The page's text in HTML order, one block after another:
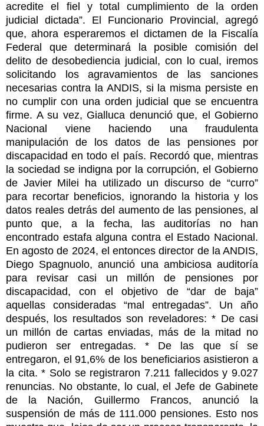
acredite el fiel y total cumplimiento de la orden
judicial dictada”. El Funcionario Provincial, agregó
que, ahora esperaremos el dictamen de la Fiscalía
Federal que determinará la posible comisión del
delito de desobediencia judicial, con lo cual, iremos
solicitando los agravamientos de las sanciones
necesarias contra la ANDIS, si la misma persiste en
no cumplir con una orden judicial que se encuentra
firme. A su vez, Gialluca denunció que, el Gobierno
Nacional viene haciendo una fraudulenta
manipulación de los datos de las pensiones por
discapacidad en todo el país. Recordó que, mientras
la sociedad se indigna por la corrupción, el Gobierno
de Javier Milei ha utilizado un discurso de “curro”
para recortar beneficios, ignorando la historia y los
datos reales detrás del aumento de las pensiones, al
punto que, a la fecha, las auditorías no han
encontrado estafa alguna contra el Estado Nacional.
En agosto de 2024, el entonces director de la ANDIS,
Diego Spagnuolo, anunció una ambiciosa auditoría
para revisar casi un millón de pensiones por
discapacidad, con el objetivo de “dar de baja”
aquellas consideradas “mal entregadas”. Un año
después, los resultados son reveladores: * De casi
un millón de cartas enviadas, más de la mitad no
pudieron ser entregadas. * De las que sí se
entregaron, el 91,6% de los beneficiarios asistieron a
la cita. * Solo se registraron 7.211 fallecidos y 9.027
renuncias. No obstante, lo cual, el Jefe de Gabinete
de la Nación, Guillermo Francos, anunció la
suspensión de más de 111.000 pensiones. Esto nos